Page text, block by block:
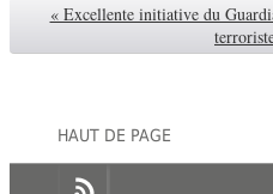
« Excellente initiative du
HAUT DE PAGE